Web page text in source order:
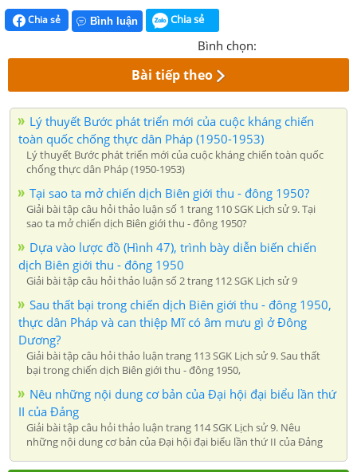
Chia sẻ Bình luận Chia sẻ
Bình chọn:
Bài tiếp theo
Lý thuyết Bước phát triển mới của cuộc kháng chiến
toàn quốc chống thực dân Pháp (1950-1953)
Lý thuyết Bước phát triển mới của cuộc kháng chiến toàn quốc
chống thực dân Pháp (1950-1953)
Tại sao ta mở chiến dịch Biên giới thu - đông 1950?
Giải bài tập câu hỏi thảo luận số 1 trang 110 SGK Lịch sử 9. Tại
sao ta mở chiến dịch Biên giới thu - đông 1950?
Dựa vào lược đồ (Hình 47), trình bày diễn biến chiến
dịch Biên giới thu - đông 1950
Giải bài tập câu hỏi thảo luận số 2 trang 112 SGK Lịch sử 9
Sau thất bại trong chiến dịch Biên giới thu - đông 1950,
thực dân Pháp và can thiệp Mĩ có âm mưu gì ở Đông
Dương?
Giải bài tập câu hỏi thảo luận trang 113 SGK Lịch sử 9. Sau thất
bại trong chiến dịch Biên giới thu - đông 1950,
Nêu những nội dung cơ bản của Đại hội đại biểu lần thứ
II của Đảng
Giải bài tập câu hỏi thảo luận trang 114 SGK Lịch sử 9. Nêu
những nội dung cơ bản của Đại hội đại biểu lần thứ II của Đảng